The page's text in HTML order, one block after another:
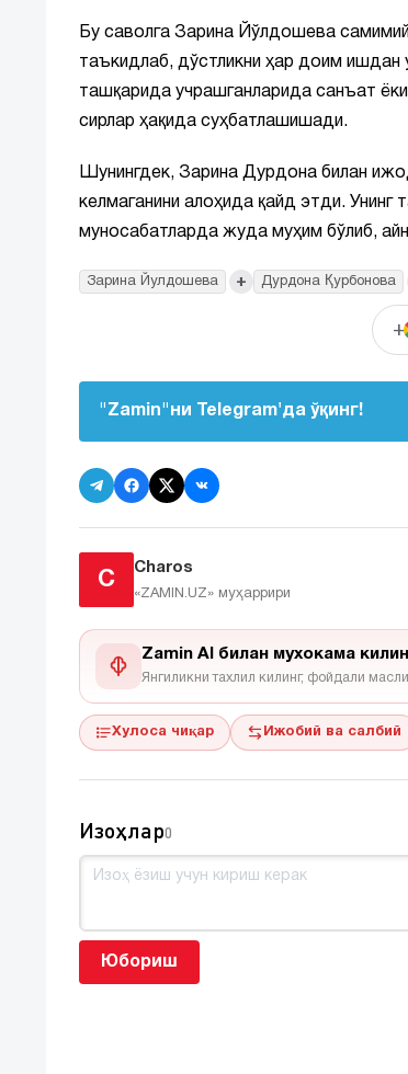
Бу саволга Зарина Йўлдошева
таъкидлаб, дўстликни ҳар доим ишдан
ташқарида учрашганларида санъат
сирлар ҳақида суҳбатлашишади.
Шунингдек, Зарина Дурдона билан
келмаганини алоҳида қайд этди.
муносабатларда жуда муҳим бўлиб,
Зарина Йулдошева + Дурдона Қурбонова
+
"Zamin"ни Telegram'да ўқинг!
C
Charos
«ZAMIN.UZ» муҳаррири
Zamin AI билан мухокама
Янгиликни тахлил килинг, фойдали
Хулоса чиқар Ижобий ва салбий
Изоҳлар0
Юбориш